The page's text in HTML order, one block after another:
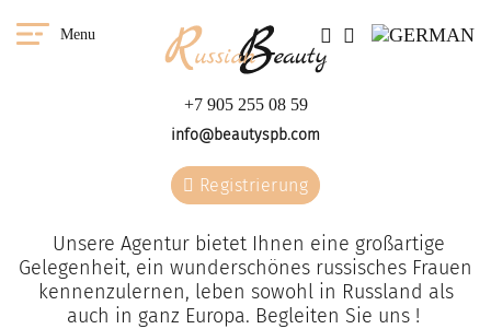
Menu
+7 905 255 08 59
info@beautyspb.com
Registrierung
Unsere Agentur bietet Ihnen eine großartige
Gelegenheit, ein wunderschönes russisches Frauen
kennenzulernen, leben sowohl in Russland als
auch in ganz Europa. Begleiten Sie uns !